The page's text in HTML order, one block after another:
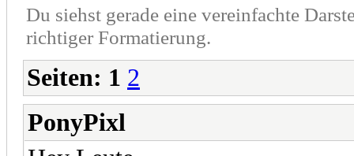
Du siehst gerade eine vereinfachte
richtiger Formatierung.
Seiten: 1 2
PonyPixl